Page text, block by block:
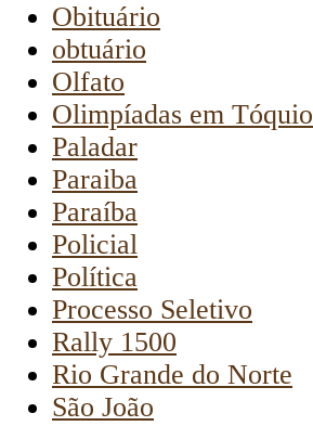
Obituário
obtuário
Olfato
Olimpíadas em Tóquio
Paladar
Paraiba
Paraíba
Policial
Política
Processo Seletivo
Rally 1500
Rio Grande do Norte
São João